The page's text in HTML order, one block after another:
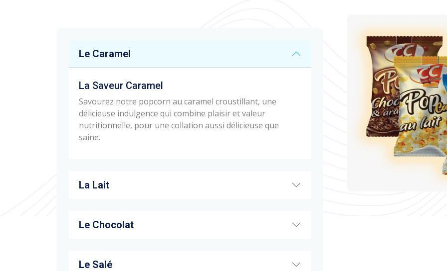
Le Caramel
La Saveur Caramel
Savourez notre popcorn au caramel croustillant, une
délicieuse indulgence qui combine plaisir et valeur
nutritionnelle, pour une collation aussi délicieuse que
saine.
La Lait
Le Chocolat
Le Salé